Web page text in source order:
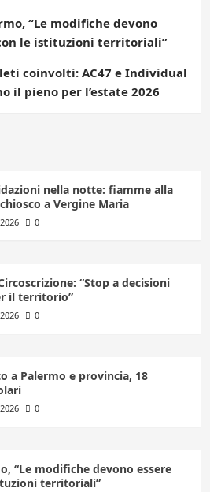
“Le modifiche devono
le istituzioni territoriali”
coinvolti: AC47 e Individual
il pieno per l’estate 2026
nella notte: fiamme alla
a Vergine Maria
0
“Stop a decisioni
il territorio”
0
a Palermo e provincia, 18
0
“Le modifiche devono essere
territoriali”